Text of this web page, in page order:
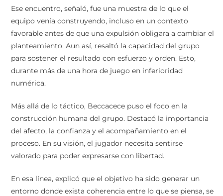
Ese encuentro, señaló, fue una muestra de lo que el
equipo venía construyendo, incluso en un contexto
favorable antes de que una expulsión obligara a cambiar el
planteamiento. Aun así, resaltó la capacidad del grupo
para sostener el resultado con esfuerzo y orden. Esto,
durante más de una hora de juego en inferioridad
numérica.
Más allá de lo táctico, Beccacece puso el foco en la
construcción humana del grupo. Destacó la importancia
del afecto, la confianza y el acompañamiento en el
proceso. En su visión, el jugador necesita sentirse
valorado para poder expresarse con libertad.
En esa línea, explicó que el objetivo ha sido generar un
entorno donde exista coherencia entre lo que se piensa, se